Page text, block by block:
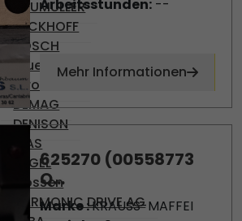
BAUMULLER
BECKHOFF
BOSCH
Brueninghaus
Hydromatik
DEMAG
DENISON
DIAS
ENGEL
Gossen
HARMONIC DRIVE AG
Arbeitsstunden:--
Mehr Informationen
625270 (00558773
Q...
Marke :KRAUSS-MAFFEI